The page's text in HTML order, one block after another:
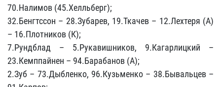
70.Налимов (45.Хелльберг);
32.Бенгтссон – 28.Зубарев, 19.Ткачев – 12.Лехтеря (А)
– 16.Плотников (К);
7.Рундблад – 5.Рукавишников, 9.Кагарлицкий –
23.Кемппайнен – 94.Барабанов (А);
2.Зуб – 73.Дыбленко, 96.Кузьменко – 38.Бывальцев –